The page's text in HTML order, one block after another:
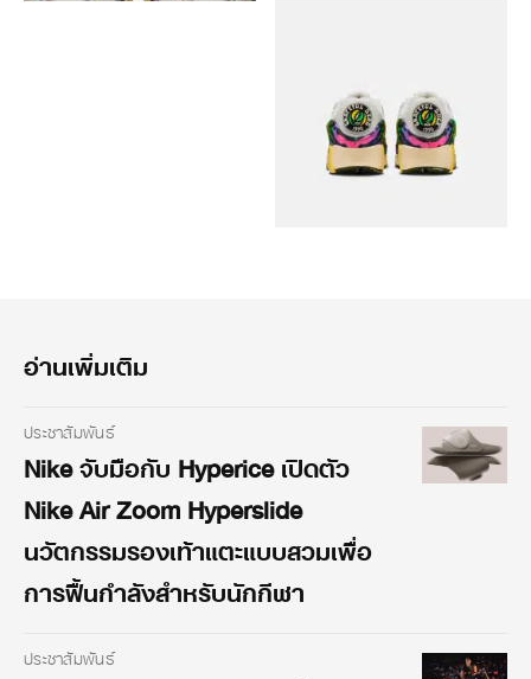
อ่านเพิ่มเติม
ประชาสัมพันธ์
Nike จับมือกับ Hyperice เปิดตัว
Nike Air Zoom Hyperslide
นวัตกรรมรองเท้าแตะแบบสวมเพื่อ
การฟื้นกำลังสำหรับนักกีฬา
ประชาสัมพันธ์